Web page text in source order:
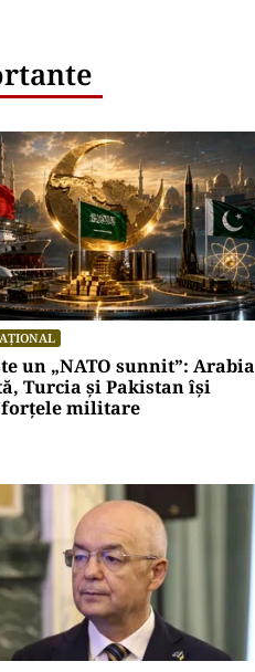
un „NATO sunnit”: Arabia
Turcia și Pakistan își
forțele militare